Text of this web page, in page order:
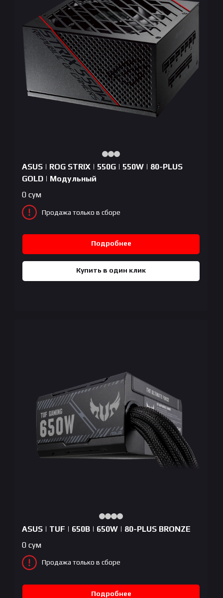
ASUS | ROG STRIX | 550G | 550W | 80-PLUS
GOLD | Модульный
0 сум
Продажа только в сборе
Подробнее
Купить в один клик
ASUS | TUF | 650B | 650W | 80-PLUS BRONZE
0 сум
Продажа только в сборе
Подробнее